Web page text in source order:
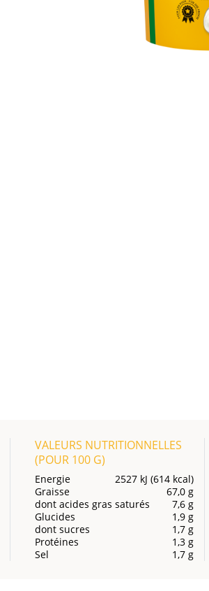
VALEURS NUTRITIONNELLES
(POUR 100 G)
Energie
2527 kJ (614 kcal)
Graisse
67,0 g
dont acides gras saturés
7,6 g
Glucides
1,9 g
dont sucres
1,7 g
Protéines
1,3 g
Sel
1,7 g